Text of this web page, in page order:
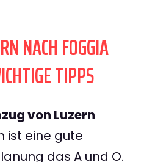
NACH FOGGIA
TIPPS
von Luzern
ist eine gute
das A und O.